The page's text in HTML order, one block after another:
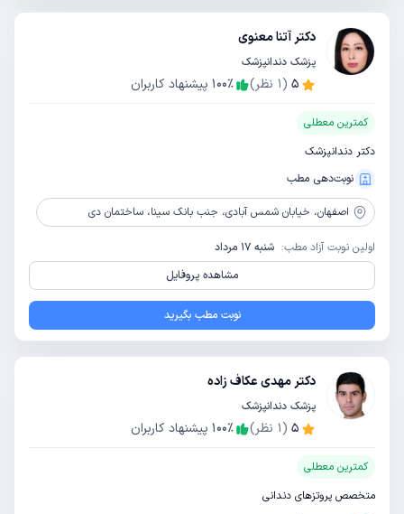
دکتر آتنا معنوی
پزشک دندانپزشک
5
(
1 نظر) 100٪ پیشنهاد کاربران
کمترین معطلی
دکتر دندانپزشک
نوبت‌دهی مطب
اصفهان، خیابان شمس آبادی، جنب بانک سینا، ساختمان دی
اولین نوبت آزاد مطب: شنبه 17 مرداد
مشاهده پروفایل
نوبت مطب بگیرید
دکتر مهدی عکاف زاده
پزشک دندانپزشک
5
(
1 نظر) 100٪ پیشنهاد کاربران
کمترین معطلی
متخصص پروتزهای دندانی